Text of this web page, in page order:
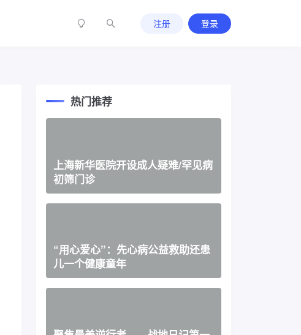
注册 登录
热门推荐
上海新华医院开设成人疑难/罕见病
初筛门诊
“用心爱心”：先心病公益救助还患
儿一个健康童年